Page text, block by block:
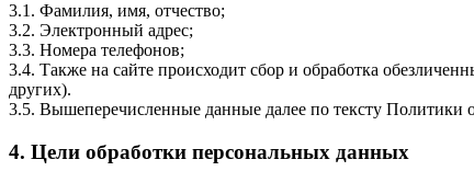
3.1. Фамилия, имя, отчество;
3.2. Электронный адрес;
3.3. Номера телефонов;
3.4. Также на сайте происходит сбор и обработка
других).
3.5. Вышеперечисленные данные далее по тексту
4. Цели обработки персональных данных